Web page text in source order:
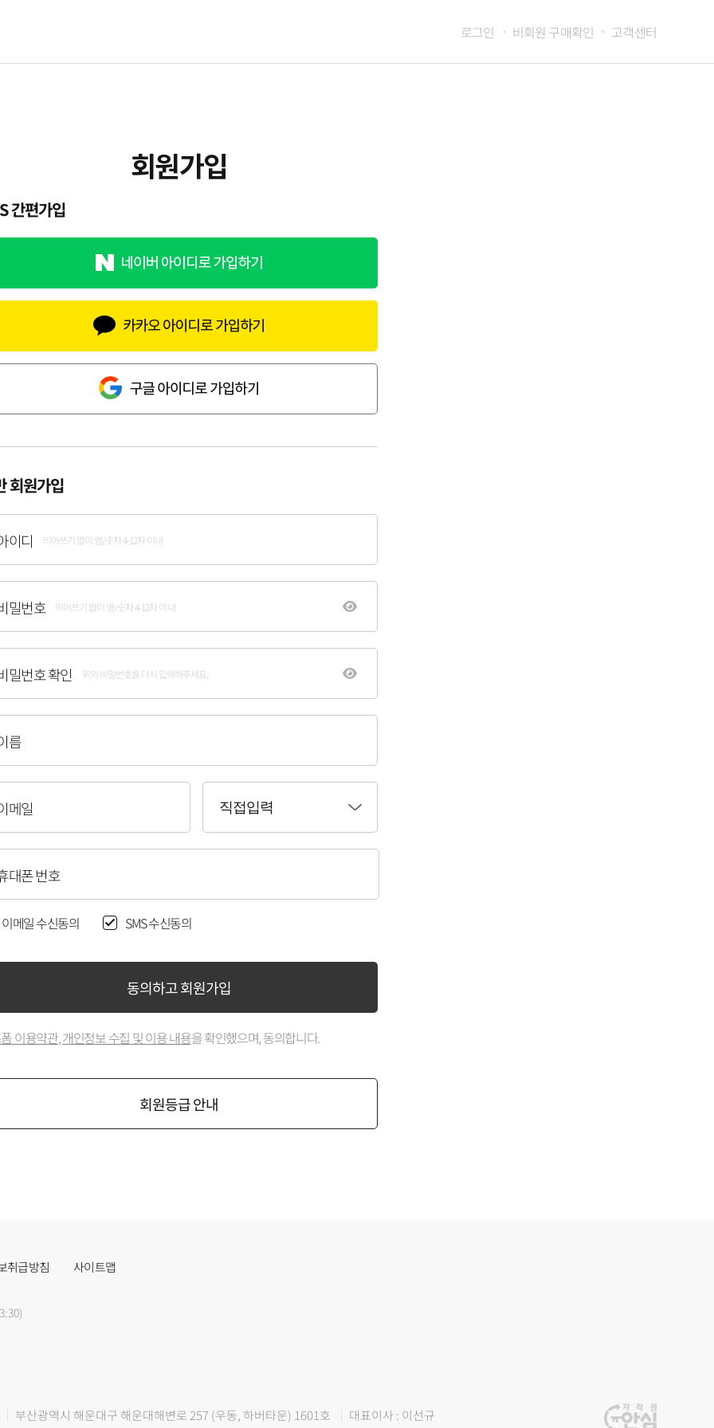
로그인 비회원 구매확인 고객센터
간편가입
회원가입
이디 띄어쓰기 없이 영/숫자 4-12자 이내
밀번호 띄어쓰기 없이 영/숫자 4-12자 이내
밀번호 확인 위의 비밀번호를 다시 입력해주세요.
름
메일 직접입력
대폰 번호
이메일 수신동의 SMS 수신동의
동의하고 회원가입
이용약관,개인정보 수집 및 이용 내용을 확인했으며, 동의합니다.
회원등급 안내
취급방침 사이트맵
부산광역시 해운대구 해운대해변로 257 (우동, 하버타운) 1601호 대표이사 : 이선규